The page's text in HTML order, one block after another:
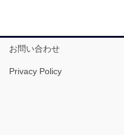
お問い合わせ
Privacy Policy